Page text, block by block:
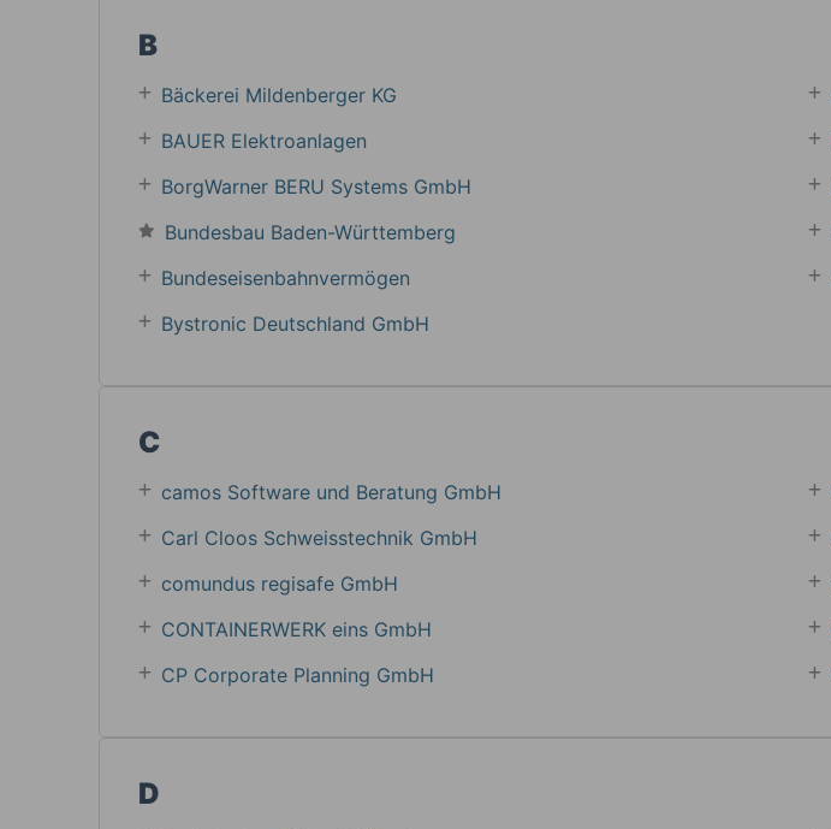
B
Bäckerei Mildenberger KG
BAUER Elektroanlagen
BorgWarner BERU Systems GmbH
Bundesbau Baden-Württemberg
Bundeseisenbahnvermögen
Bystronic Deutschland GmbH
C
camos Software und Beratung GmbH
Carl Cloos Schweisstechnik GmbH
comundus regisafe GmbH
CONTAINERWERK eins GmbH
CP Corporate Planning GmbH
D